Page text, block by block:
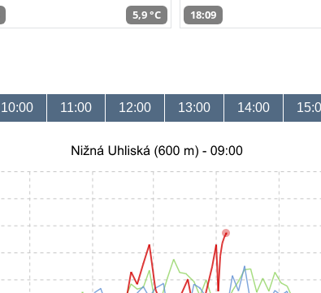
5,9 °C 18:09
10:00 11:00 12:00 13:00 14:00